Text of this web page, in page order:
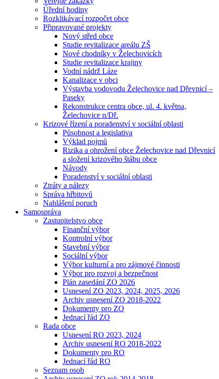
Úřední hodiny
Rozklikávací rozpočet obce
Připravované projekty
Nový střed obce
Studie revitalizace areálu ZŠ
Nové chodníky v Želechovicích
Studie revitalizace krajiny
Vodní nádrž Láze
Kanalizace v obci
Výstavba vodovodu Želechovice nad Dřevnicí –
Paseky
Rekonstrukce centra obce, ul. 4. května,
Želechovice n/Dř.
Krizové řízení a poradenství v sociální oblasti
Působnost a legislativa
Výklad pojmů
Rizika a ohrožení obce Želechovice nad Dřevnicí
a složení krizového štábu obce
Návody
Poradenství v sociální oblasti
Ztráty a nálezy
Správa hřbitovů
Nahlášení poruch
Samospráva
Zastupitelstvo obce
Finanční výbor
Kontrolní výbor
Stavební výbor
Sociální výbor
Výbor kulturní a pro zájmové činnosti
Výbor pro rozvoj a bezpečnost
Plán zasedání ZO 2026
Usnesení ZO 2023, 2024, 2025, 2026
Archiv usnesení ZO 2018-2022
Dokumenty pro ZO
Jednací řád ZO
Rada obce
Usnesení RO 2023, 2024
Archiv usnesení RO 2018-2022
Dokumenty pro RO
Jednací řád RO
Seznam osob